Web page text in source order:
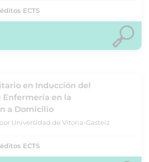
ECTS
en Inducción del
Enfermería en la
a Domicilio
Universidad de Vitoria-Gasteiz
ECTS